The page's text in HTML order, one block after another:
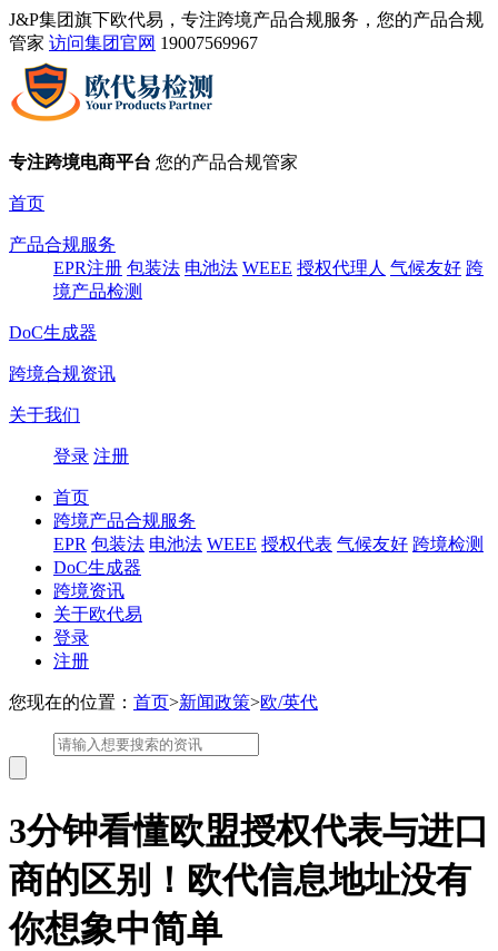
J&P集团旗下欧代易，专注跨境产品合规服务，您的产品合规
管家 访问集团官网 19007569967
专注跨境电商平台 您的产品合规管家
首页
产品合规服务
EPR注册 包装法 电池法 WEEE 授权代理人 气候友好 跨
境产品检测
DoC生成器
跨境合规资讯
关于我们
登录 注册
首页
跨境产品合规服务
EPR 包装法 电池法 WEEE 授权代表 气候友好 跨境检测
DoC生成器
跨境资讯
关于欧代易
登录
注册
您现在的位置： 首页>新闻政策>欧/英代
3分钟看懂欧盟授权代表与进口
商的区别！欧代信息地址没有
你想象中简单